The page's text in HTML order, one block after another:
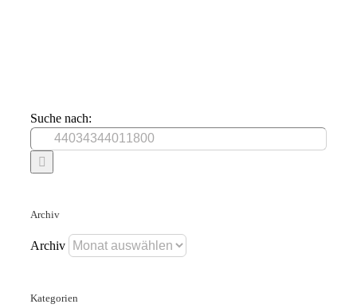
Suche nach:
Archiv
Archiv
Kategorien